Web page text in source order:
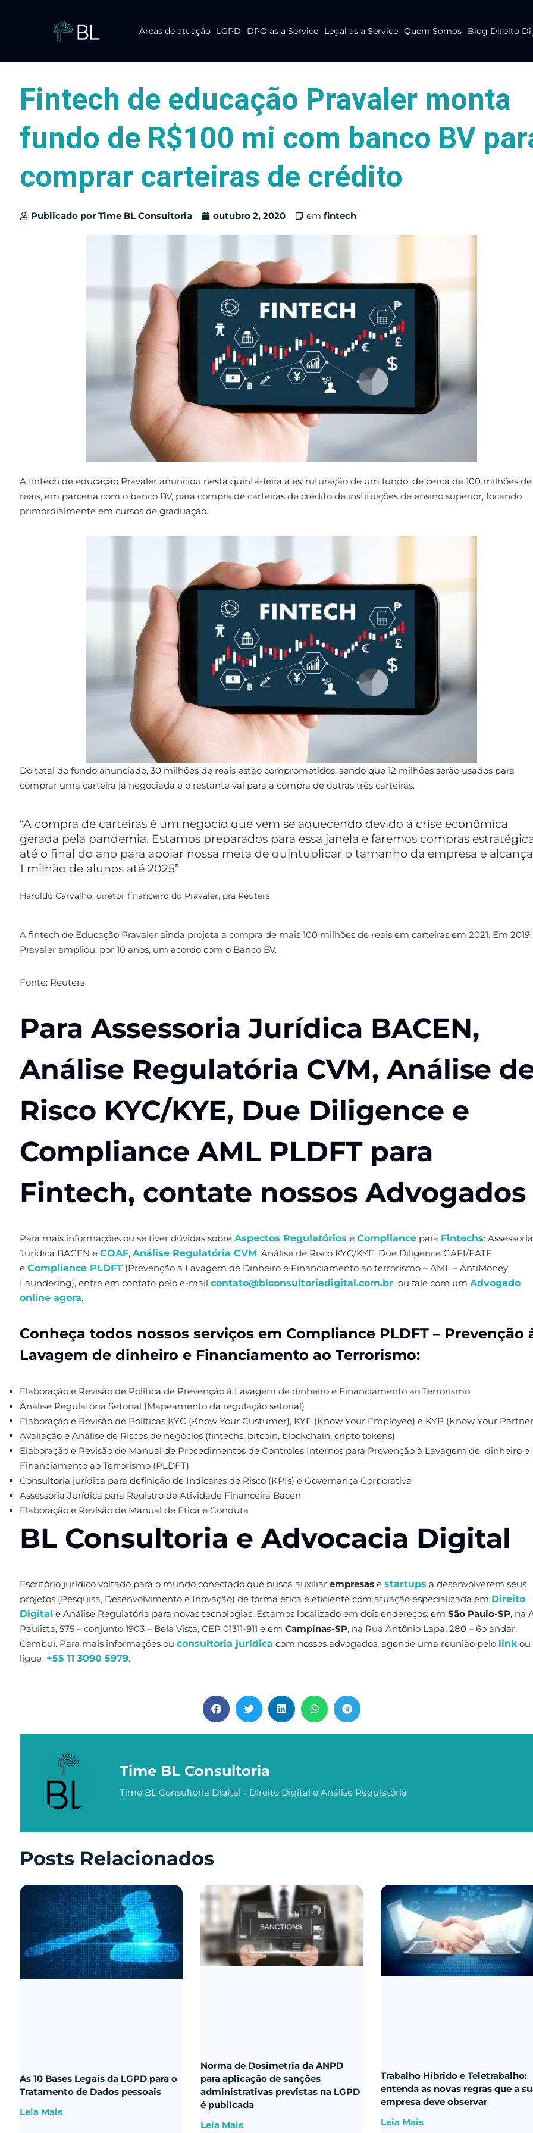
o
Áreas de atuação LGPD DPO as a Service Legal as a Service Quem Somos Blog Direito
Fintech de educação Pravaler monta
fundo de R$100 mi com banco BV
comprar carteiras de crédito
Publicado por Time BL Consultoria outubro 2, 2020 em fintech
A fintech de educação Pravaler anunciou nesta quinta-feira a estruturação de um fundo, de cerca de 100 milhões de
reais, em parceria com o banco BV, para compra de carteiras de crédito de instituições de ensino superior, focando
primordialmente em cursos de graduação.
Do total do fundo anunciado, 30 milhões de reais estão comprometidos, sendo que 12 milhões serão usados para
comprar uma carteira já negociada e o restante vai para a compra de outras três carteiras.
“A compra de carteiras é um negócio que vem se aquecendo devido à crise econômica
gerada pela pandemia. Estamos preparados para essa janela e faremos compras
até o final do ano para apoiar nossa meta de quintuplicar o tamanho da empresa e
1 milhão de alunos até 2025”
Haroldo Carvalho, diretor financeiro do Pravaler, pra Reuters.
A fintech de Educação Pravaler ainda projeta a compra de mais 100 milhões de reais em carteiras em 2021. Em
Pravaler ampliou, por 10 anos, um acordo com o Banco BV.
Fonte: Reuters
Para Assessoria Jurídica BACEN,
Análise Regulatória CVM, Análise
Risco KYC/KYE, Due Diligence e
Compliance AML PLDFT para
Fintech, contate nossos Advogados
Para mais informações ou se tiver dúvidas sobre Aspectos Regulatórios e Compliance para Fintechs: Assessoria
Jurídica BACEN e COAF, Análise Regulatória CVM, Análise de Risco KYC/KYE, Due Diligence GAFI/FATF
e Compliance PLDFT (Prevenção a Lavagem de Dinheiro e Financiamento ao terrorismo – AML – AntiMoney
Laundering), entre em contato pelo e-mail contato@blconsultoriadigital.com.br ou fale com um Advogado
online agora.
Conheça todos nossos serviços em Compliance PLDFT – Prevenção
Lavagem de dinheiro e Financiamento ao Terrorismo:
Elaboração e Revisão de Política de Prevenção à Lavagem de dinheiro e Financiamento ao Terrorismo
Análise Regulatória Setorial (Mapeamento da regulação setorial)
Elaboração e Revisão de Políticas KYC (Know Your Custumer), KYE (Know Your Employee) e KYP (Know Your
Avaliação e Análise de Riscos de negócios (fintechs, bitcoin, blockchain, cripto tokens)
Elaboração e Revisão de Manual de Procedimentos de Controles Internos para Prevenção à Lavagem de dinheiro e
Financiamento ao Terrorismo (PLDFT)
Consultoria jurídica para definição de Indicares de Risco (KPIs) e Governança Corporativa
Assessoria Jurídica para Registro de Atividade Financeira Bacen
Elaboração e Revisão de Manual de Ética e Conduta
BL Consultoria e Advocacia Digital
Escritório jurídico voltado para o mundo conectado que busca auxiliar empresas e startups a desenvolverem seus
projetos (Pesquisa, Desenvolvimento e Inovação) de forma ética e eficiente com atuação especializada em Direito
Digital e Análise Regulatória para novas tecnologias. Estamos localizado em dois endereços: em São Paulo-SP, na
Paulista, 575 – conjunto 1903 – Bela Vista, CEP 01311-911 e em Campinas-SP, na Rua Antônio Lapa, 280 – 6o andar,
Cambuí. Para mais informações ou consultoria jurídica com nossos advogados, agende uma reunião pelo linkou
ligue +55 11 3090 5979.
Time BL Consultoria
Time BL Consultoria Digital - Direito Digital e Análise Regulatória
Posts Relacionados
As 10 Bases Legais da LGPD para o
Tratamento de Dados pessoais
Leia Mais
Norma de Dosimetria da ANPD
para aplicação de sanções
administrativas previstas na LGPD
é publicada
Leia Mais
Trabalho Híbrido e Teletrabalho:
entenda as novas regras que a
empresa deve observar
Leia Mais